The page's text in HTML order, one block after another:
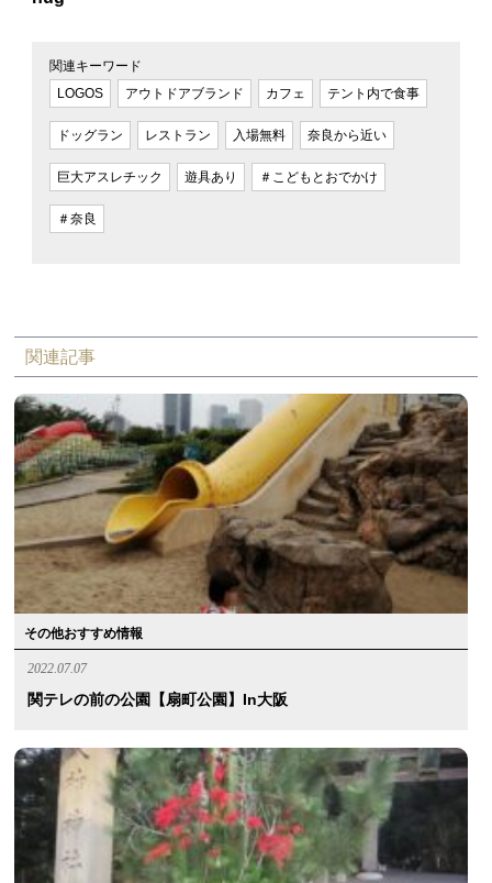
関連キーワード
LOGOS
アウトドアブランド カフェ テント内で食事
ドッグラン レストラン 入場無料 奈良から近い
巨大アスレチック 遊具あり ＃こどもとおでかけ
＃奈良
関連記事
その他おすすめ情報
2022.07.07
関テレの前の公園【扇町公園】in大阪